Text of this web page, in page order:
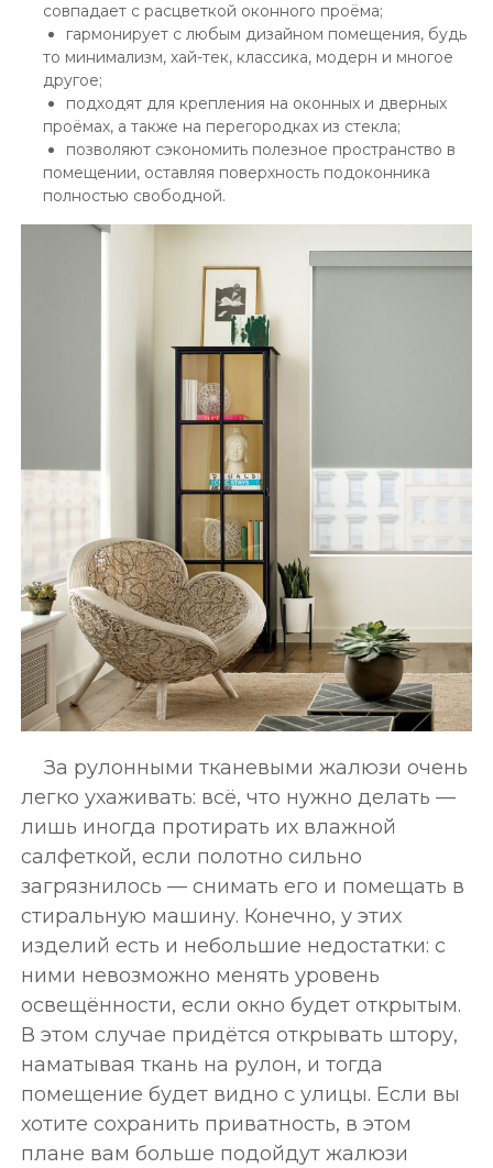
совпадает с расцветкой оконного проёма;
гармонирует с любым дизайном помещения, будь
то минимализм, хай-тек, классика, модерн и многое
другое;
подходят для крепления на оконных и дверных
проёмах, а также на перегородках из стекла;
позволяют сэкономить полезное пространство в
помещении, оставляя поверхность подоконника
полностью свободной.
За рулонными тканевыми жалюзи очень
легко ухаживать: всё, что нужно делать —
лишь иногда протирать их влажной
салфеткой, если полотно сильно
загрязнилось — снимать его и помещать в
стиральную машину. Конечно, у этих
изделий есть и небольшие недостатки: с
ними невозможно менять уровень
освещённости, если окно будет открытым.
В этом случае придётся открывать штору,
наматывая ткань на рулон, и тогда
помещение будет видно с улицы. Если вы
хотите сохранить приватность, в этом
плане вам больше подойдут жалюзи